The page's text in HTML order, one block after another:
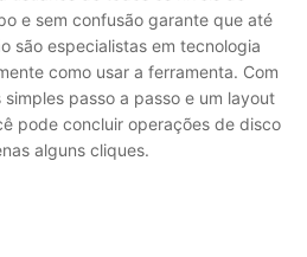
são especialistas em tecnologia
como usar a ferramenta. Com
passo a passo e um layout
pode concluir operações de disco
alguns cliques.